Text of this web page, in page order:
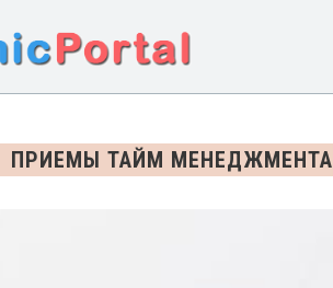
ПРИЕМЫ ТАЙМ МЕНЕДЖМЕНТА